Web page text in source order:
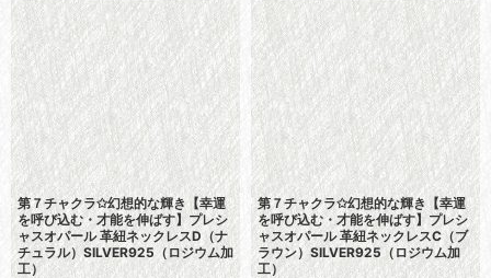
第７チャクラ✩幻想的な輝き【幸運
を呼び込む・才能を伸ばす】プレシ
ャスオパール 革紐ネックレスD（ナ
チュラル）SILVER925（ロジウム加
工）
第７チャクラ✩幻想的な輝き【幸運
を呼び込む・才能を伸ばす】プレシ
ャスオパール 革紐ネックレスC（ブ
ラウン）SILVER925（ロジウム加
工）